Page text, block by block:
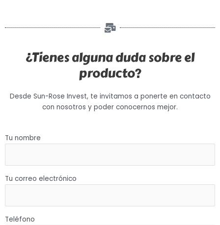
¿Tienes alguna duda sobre el
producto?
Desde Sun-Rose Invest, te invitamos a ponerte en contacto
con nosotros y poder conocernos mejor.
Tu nombre
Tu correo electrónico
Teléfono